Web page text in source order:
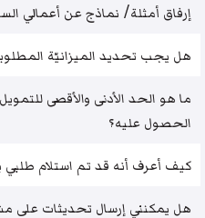
إرفاق أمثلة/ نماذج عن أعمالي
هل يجب تحديد الميزانيّة
ما هو الحد الأدنى والأقصى
الحصول عليه؟
كيف أعرف أنه قد تم استلام طلبي
هل يمكنني إرسال تحديثات على